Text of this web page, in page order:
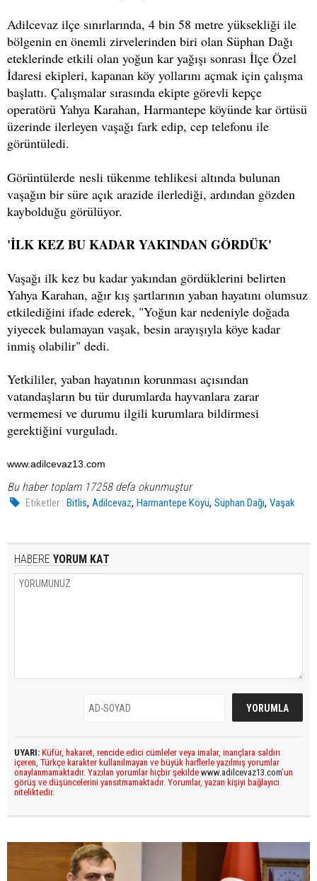
Adilcevaz ilçe sınırlarında, 4 bin 58 metre yüksekliği ile
bölgenin en önemli zirvelerinden biri olan Süphan Dağı
eteklerinde etkili olan yoğun kar yağışı sonrası İlçe Özel
İdaresi ekipleri, kapanan köy yollarını açmak için çalışma
başlattı. Çalışmalar sırasında ekipte görevli kepçe
operatörü Yahya Karahan, Harmantepe köyünde kar örtüsü
üzerinde ilerleyen vaşağı fark edip, cep telefonu ile
görüntüledi.
Görüntülerde nesli tükenme tehlikesi altında bulunan
vaşağın bir süre açık arazide ilerlediği, ardından gözden
kaybolduğu görülüyor.
'İLK KEZ BU KADAR YAKINDAN GÖRDÜK'
Vaşağı ilk kez bu kadar yakından gördüklerini belirten
Yahya Karahan, ağır kış şartlarının yaban hayatını olumsuz
etkilediğini ifade ederek, "Yoğun kar nedeniyle doğada
yiyecek bulamayan vaşak, besin arayışıyla köye kadar
inmiş olabilir" dedi.
Yetkililer, yaban hayatının korunması açısından
vatandaşların bu tür durumlarda hayvanlara zarar
vermemesi ve durumu ilgili kurumlara bildirmesi
gerektiğini vurguladı.
www.adilcevaz13.com
Bu haber toplam 17258 defa okunmuştur
Etiketler : Bitlis,Adilcevaz,Harmantepe Köyü,Süphan Dağı,Vaşak
HABERE YORUM KAT
UYARI: Küfür, hakaret, rencide edici cümleler veya imalar, inançlara saldırı
içeren, Türkçe karakter kullanılmayan ve büyük harflerle yazılmış yorumlar
onaylanmamaktadır. Yazılan yorumlar hiçbir şekilde www.adilcevaz13.com’un
görüş ve düşüncelerini yansıtmamaktadır. Yorumlar, yazan kişiyi bağlayıcı
niteliktedir.